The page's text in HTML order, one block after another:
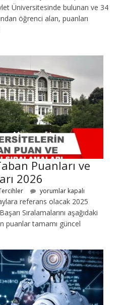
Üniversitesinde bulunan ve 34
öğrenci alan, puanları
Puanları ve
2026
yorumlar kapalı
referans olacak 2025
Sıralamalarını aşağıdaki
puanlar tamamı güncel